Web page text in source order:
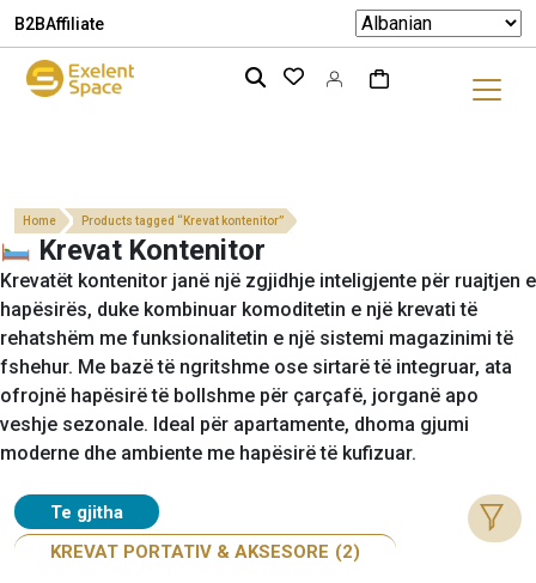
B2BAffiliate
Home Products tagged “Krevat kontenitor”
Krevat Kontenitor
Krevatët kontenitor janë një zgjidhje inteligjente për ruajtjen e
hapësirës, duke kombinuar komoditetin e një krevati të
rehatshëm me funksionalitetin e një sistemi magazinimi të
fshehur. Me bazë të ngritshme ose sirtarë të integruar, ata
ofrojnë hapësirë të bollshme për çarçafë, jorganë apo
veshje sezonale. Ideal për apartamente, dhoma gjumi
moderne dhe ambiente me hapësirë të kufizuar.
Te gjitha
KREVAT PORTATIV & AKSESORE (2)